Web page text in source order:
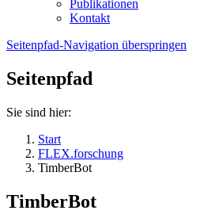
Publikationen
Kontakt
Seitenpfad-Navigation überspringen
Seitenpfad
Sie sind hier:
Start
FLEX.forschung
TimberBot
TimberBot